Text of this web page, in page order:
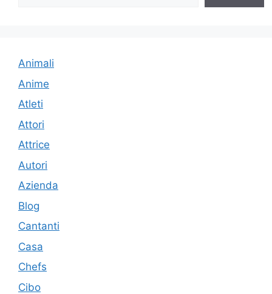
Animali
Anime
Atleti
Attori
Attrice
Autori
Azienda
Blog
Cantanti
Casa
Chefs
Cibo